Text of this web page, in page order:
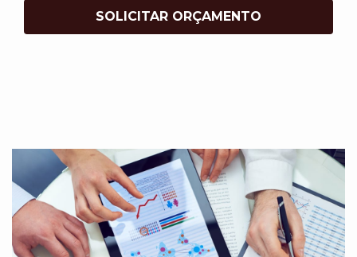
SOLICITAR ORÇAMENTO